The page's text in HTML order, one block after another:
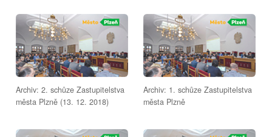
Archiv: 2. schůze Zastupitelstva
města Plzně (13. 12. 2018)
Archiv: 1. schůze Zastupitelstva
města Plzně